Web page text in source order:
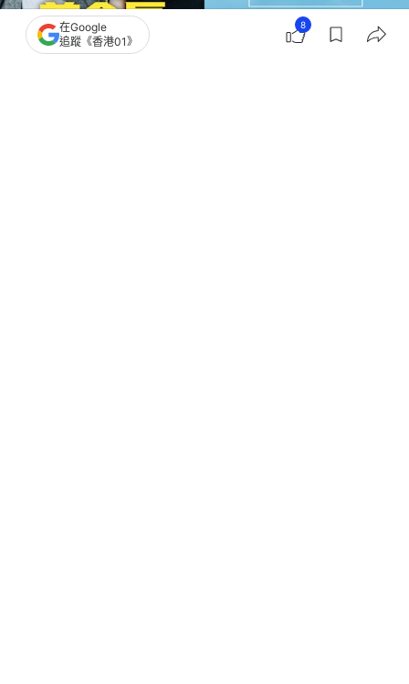
撰文：亞瑟
在Google
追蹤《香港01》
8